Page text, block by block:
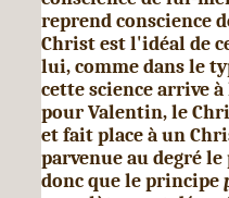
reprend conscience
Christ est l'idéal de
lui, comme dans le
cette science arrive
pour Valentin, le
et fait place à un
parvenue au degré
donc que le principe